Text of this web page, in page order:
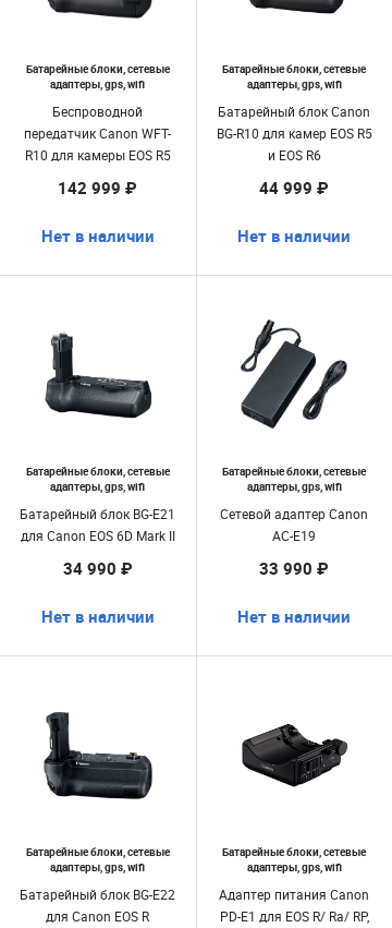
Батарейные блоки, сетевые
адаптеры, gps, wifi
Беспроводной
передатчик Canon WFT-
R10 для камеры EOS R5
142 999 ₽
Нет в наличии
Батарейные блоки, сетевые
адаптеры, gps, wifi
Батарейный блок Canon
BG-R10 для камер EOS R5
и EOS R6
44 999 ₽
Нет в наличии
Батарейные блоки, сетевые
адаптеры, gps, wifi
Батарейный блок BG-E21
для Canon EOS 6D Mark II
34 990 ₽
Нет в наличии
Батарейные блоки, сетевые
адаптеры, gps, wifi
Сетевой адаптер Canon
AC-E19
33 990 ₽
Нет в наличии
Батарейные блоки, сетевые
адаптеры, gps, wifi
Батарейный блок BG-E22
для Canon EOS R
Батарейные блоки, сетевые
адаптеры, gps, wifi
Адаптер питания Canon
PD-E1 для EOS R/ Ra/ RP,